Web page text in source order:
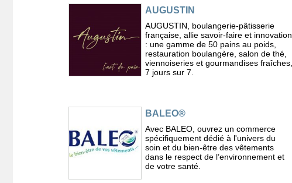
AUGUSTIN
AUGUSTIN, boulangerie-pâtisserie
française, allie savoir-faire et innovation
: une gamme de 50 pains au poids,
restauration boulangère, salon de thé,
viennoiseries et gourmandises fraîches,
7 jours sur 7.
BALEO®
Avec BALEO, ouvrez un commerce
spécifiquement dédié à l'univers du
soin et du bien-être des vêtements
dans le respect de l’environnement et
de votre santé.